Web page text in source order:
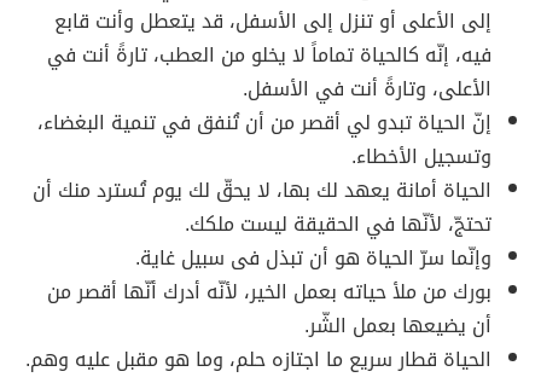
إلى الأعلى أو تنزل إلى الأسفل، قد يتعطل وأنت قابع
فيه، إنّه كالحياة تماماً لا يخلو من العطب، تارةً أنت في
الأعلى، وتارةً أنت في الأسفل.
إنّ الحياة تبدو لي أقصر من أن تُنفق في تنمية البغضاء،
وتسجيل الأخطاء.
الحياة أمانة يعهد لك بها، لا يحقّ لك يوم تُسترد منك أن
تحتجّ، لأنّها في الحقيقة ليست ملكك.
وإنّما سرّ الحياة هو أن تبذل فى سبيل غاية.
بورك من ملأ حياته بعمل الخير، لأنّه أدرك أنّها أقصر من
أن يضيعها بعمل الشّر.
الحياة قطار سريع ما اجتازه حلم، وما هو مقبل عليه وهم.